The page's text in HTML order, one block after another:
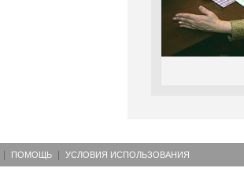
ПОМОЩЬ УСЛОВИЯ ИСПОЛЬЗОВАНИЯ